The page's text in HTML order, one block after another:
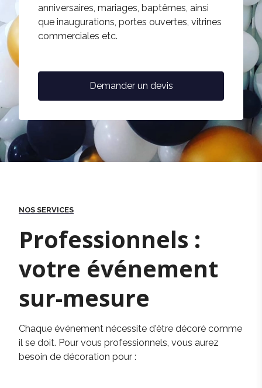
anniversaires, mariages, baptêmes, ainsi
que inaugurations, portes ouvertes, vitrines
commerciales etc.
Demander un devis
NOS SERVICES
Professionnels :
votre événement
sur-mesure
Chaque événement nécessite d'être décoré comme
il se doit. Pour vous professionnels, vous aurez
besoin de décoration pour :